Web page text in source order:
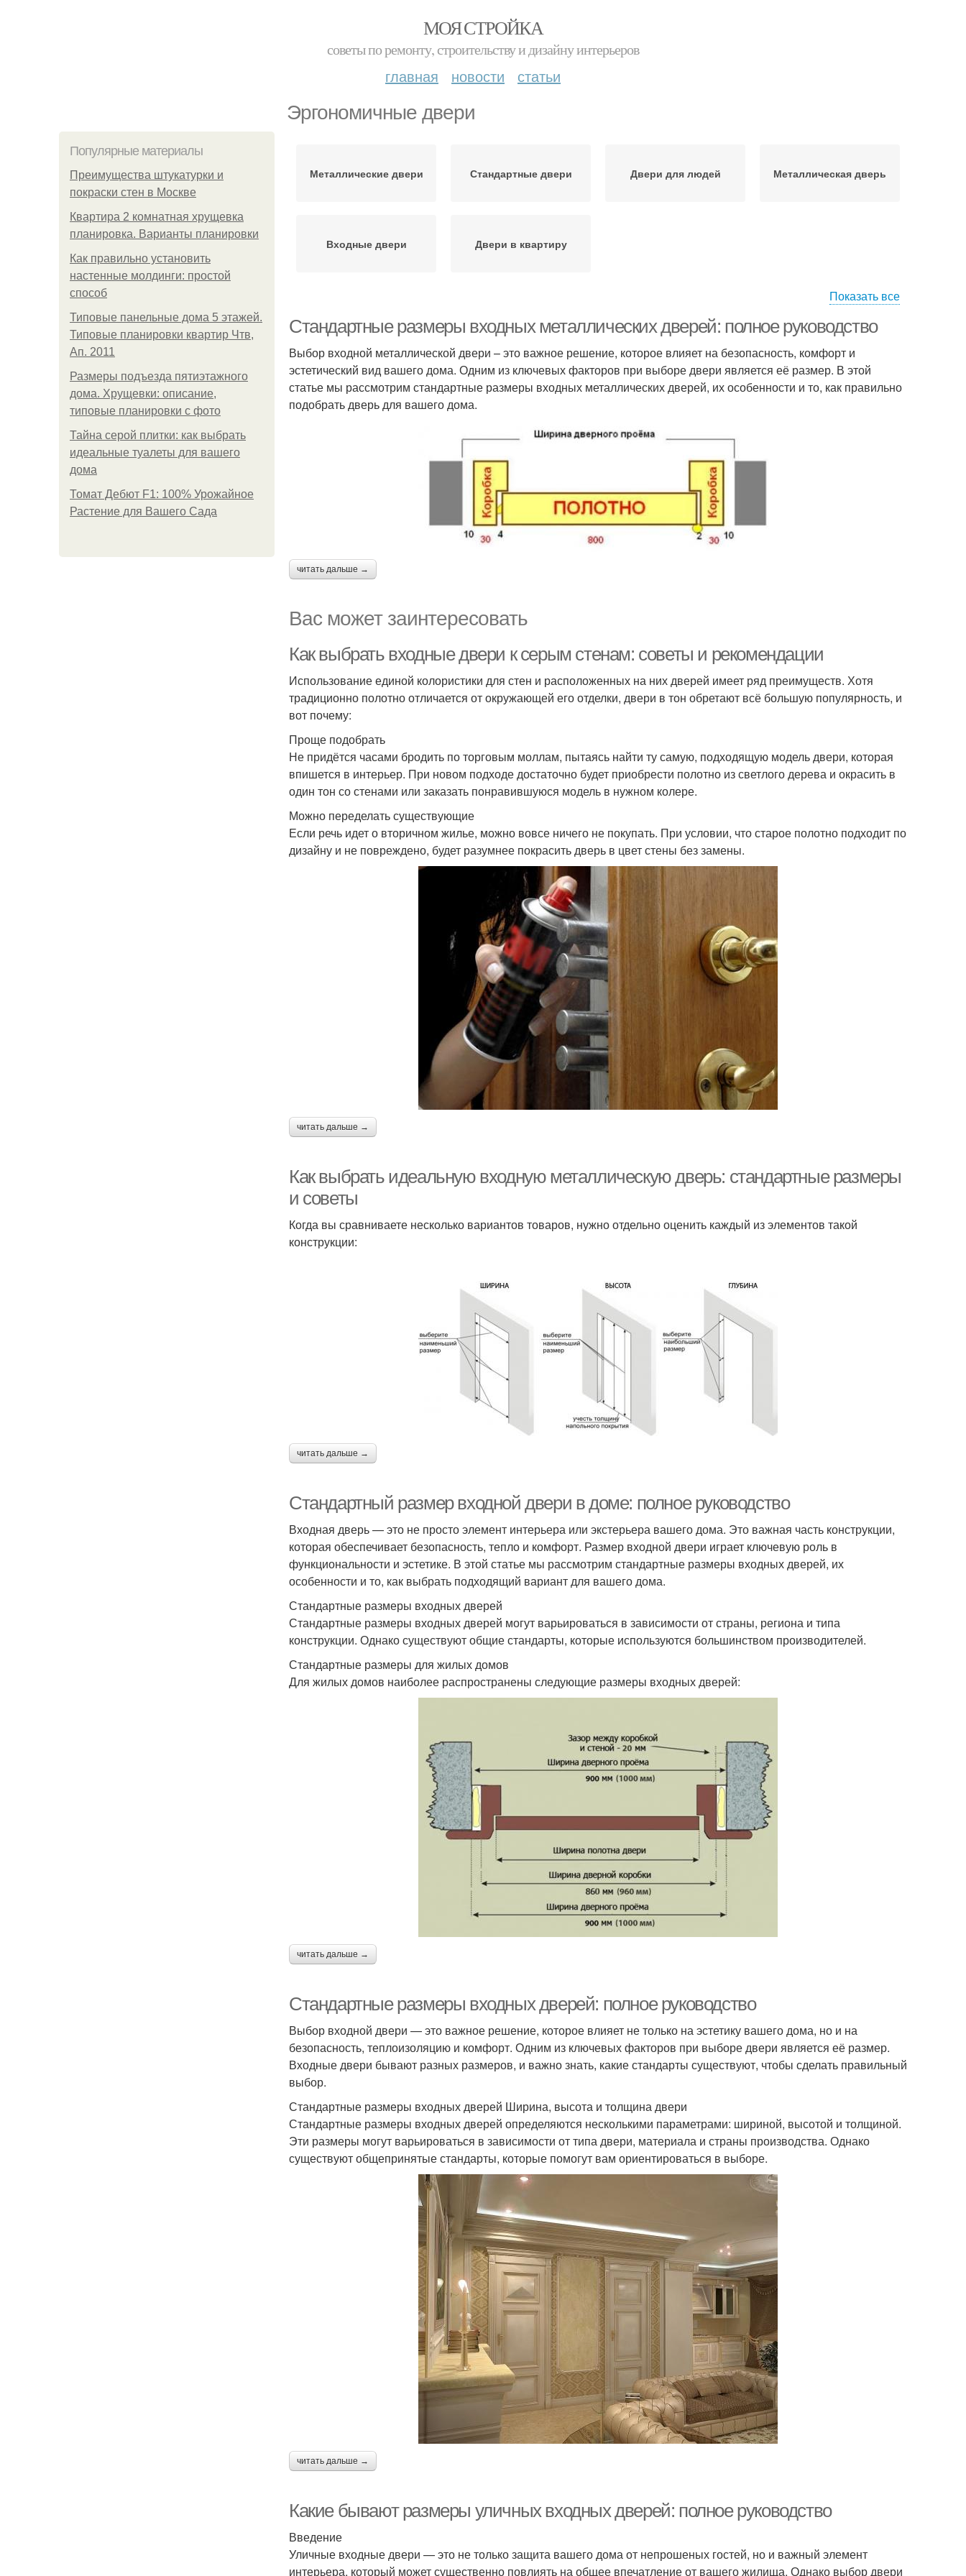
МОЯ СТРОЙКА
советы по ремонту, строительству и дизайну интерьеров
главная новости статьи
Эргономичные двери
Популярные материалы
Преимущества штукатурки и
покраски стен в Москве
Квартира 2 комнатная хрущевка
планировка. Варианты планировки
Как правильно установить
настенные молдинги: простой
способ
Типовые панельные дома 5 этажей.
Типовые планировки квартир Чтв,
Ап. 2011
Размеры подъезда пятиэтажного
дома. Хрущевки: описание,
типовые планировки с фото
Тайна серой плитки: как выбрать
идеальные туалеты для вашего
дома
Томат Дебют F1: 100% Урожайное
Растение для Вашего Сада
Металлические двери Стандартные двери Двери для людей Металлическая дверь
Входные двери Двери в квартиру
Показать все
Стандартные размеры входных металлических дверей: полное руководство
Выбор входной металлической двери – это важное решение, которое влияет на безопасность, комфорт и
эстетический вид вашего дома. Одним из ключевых факторов при выборе двери является её размер. В этой
статье мы рассмотрим стандартные размеры входных металлических дверей, их особенности и то, как правильно
подобрать дверь для вашего дома.
читать дальше →
Вас может заинтересовать
Как выбрать входные двери к серым стенам: советы и рекомендации
Использование единой колористики для стен и расположенных на них дверей имеет ряд преимуществ. Хотя
традиционно полотно отличается от окружающей его отделки, двери в тон обретают всё большую популярность, и
вот почему:
Проще подобрать
Не придётся часами бродить по торговым моллам, пытаясь найти ту самую, подходящую модель двери, которая
впишется в интерьер. При новом подходе достаточно будет приобрести полотно из светлого дерева и окрасить в
один тон со стенами или заказать понравившуюся модель в нужном колере.
Можно переделать существующие
Если речь идет о вторичном жилье, можно вовсе ничего не покупать. При условии, что старое полотно подходит по
дизайну и не повреждено, будет разумнее покрасить дверь в цвет стены без замены.
читать дальше →
Как выбрать идеальную входную металлическую дверь: стандартные размеры
и советы
Когда вы сравниваете несколько вариантов товаров, нужно отдельно оценить каждый из элементов такой
конструкции:
читать дальше →
Стандартный размер входной двери в доме: полное руководство
Входная дверь — это не просто элемент интерьера или экстерьера вашего дома. Это важная часть конструкции,
которая обеспечивает безопасность, тепло и комфорт. Размер входной двери играет ключевую роль в
функциональности и эстетике. В этой статье мы рассмотрим стандартные размеры входных дверей, их
особенности и то, как выбрать подходящий вариант для вашего дома.
Стандартные размеры входных дверей
Стандартные размеры входных дверей могут варьироваться в зависимости от страны, региона и типа
конструкции. Однако существуют общие стандарты, которые используются большинством производителей.
Стандартные размеры для жилых домов
Для жилых домов наиболее распространены следующие размеры входных дверей:
читать дальше →
Стандартные размеры входных дверей: полное руководство
Выбор входной двери — это важное решение, которое влияет не только на эстетику вашего дома, но и на
безопасность, теплоизоляцию и комфорт. Одним из ключевых факторов при выборе двери является её размер.
Входные двери бывают разных размеров, и важно знать, какие стандарты существуют, чтобы сделать правильный
выбор.
Стандартные размеры входных дверей Ширина, высота и толщина двери
Стандартные размеры входных дверей определяются несколькими параметрами: шириной, высотой и толщиной.
Эти размеры могут варьироваться в зависимости от типа двери, материала и страны производства. Однако
существуют общепринятые стандарты, которые помогут вам ориентироваться в выборе.
читать дальше →
Какие бывают размеры уличных входных дверей: полное руководство
Введение
Уличные входные двери — это не только защита вашего дома от непрошеных гостей, но и важный элемент
интерьера, который может существенно повлиять на общее впечатление от вашего жилища. Однако выбор двери